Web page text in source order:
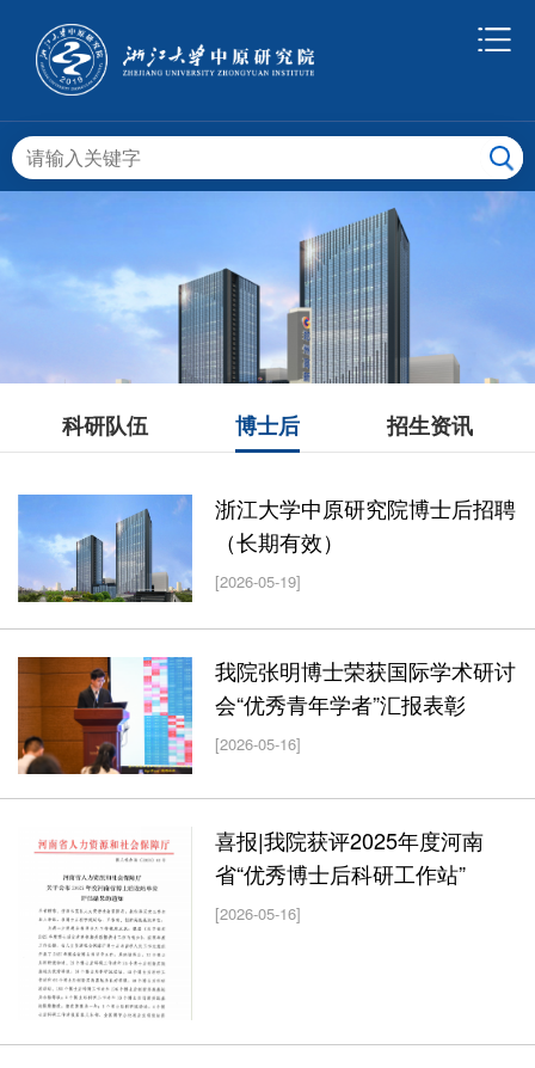
科研队伍 博士后 招生资讯
浙江大学中原研究院博士后招聘
（长期有效）
[2026-05-19]
我院张明博士荣获国际学术研讨
会“优秀青年学者”汇报表彰
[2026-05-16]
喜报|我院获评2025年度河南
省“优秀博士后科研工作站”
[2026-05-16]